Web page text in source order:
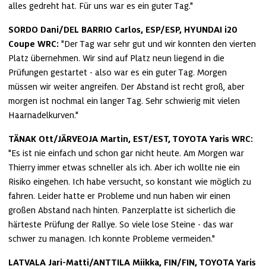
alles gedreht hat. Für uns war es ein guter Tag."
SORDO Dani/DEL BARRIO Carlos, ESP/ESP, HYUNDAI i20
Coupe WRC: "Der Tag war sehr gut und wir konnten den vierten
Platz übernehmen. Wir sind auf Platz neun liegend in die
Prüfungen gestartet - also war es ein guter Tag. Morgen
müssen wir weiter angreifen. Der Abstand ist recht groß, aber
morgen ist nochmal ein langer Tag. Sehr schwierig mit vielen
Haarnadelkurven."
TÄNAK Ott/JÄRVEOJA Martin, EST/EST, TOYOTA Yaris WRC:
"Es ist nie einfach und schon gar nicht heute. Am Morgen war
Thierry immer etwas schneller als ich. Aber ich wollte nie ein
Risiko eingehen. Ich habe versucht, so konstant wie möglich zu
fahren. Leider hatte er Probleme und nun haben wir einen
großen Abstand nach hinten. Panzerplatte ist sicherlich die
härteste Prüfung der Rallye. So viele lose Steine - das war
schwer zu managen. Ich konnte Probleme vermeiden."
LATVALA Jari-Matti/ANTTILA Miikka, FIN/FIN, TOYOTA Yaris